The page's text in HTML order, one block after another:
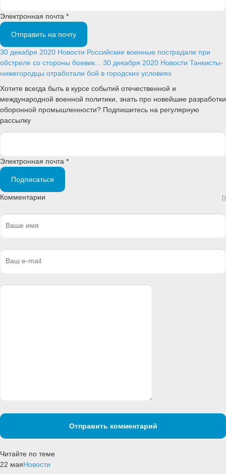
Электронная почта *
Отправить на почту
30 декабря 2020 Новости Российские военные пострадали при
обстреле со стороны боевик... 30 декабря 2020 Новости Танкисты-
нижегородцы отработали бой в городских условиях
Хотите всегда быть в курсе событий отечественной и
международной военной политики, знать про новейшие разработки
оборонной промышленности? Подпишитесь на регулярную
рассылку
Электронная почта *
Подписаться
Комментарии 0
Отправить комментарий
Читайте по теме
22 маяНовости